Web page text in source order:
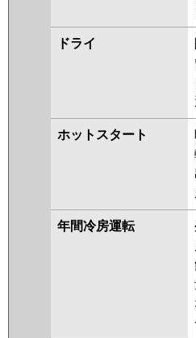
RCI-
RCI-
RCI-
RCI-
RCI-
三菱重工
airf
ドライ
ホットスタート
年間冷房運転